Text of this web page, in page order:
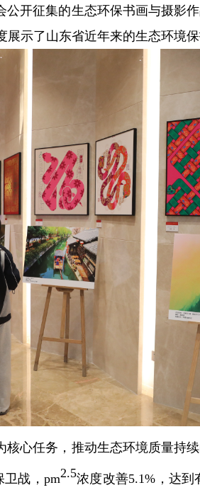
征集的生态环保书画与摄影
示了山东省近年来的生态环境保
心任务，推动生态环境质量持
卫战，pm2.5浓度改善5.1%，达